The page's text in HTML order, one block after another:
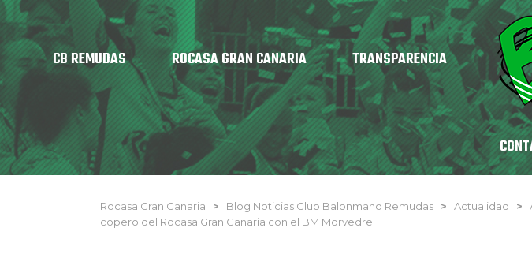
CB REMUDAS ROCASA GRAN CANARIA TRANSPARENCIA
Rocasa Gran Canaria > Blog Noticias Club Balonmano Remudas > Actualidad >
copero del Rocasa Gran Canaria con el BM Morvedre